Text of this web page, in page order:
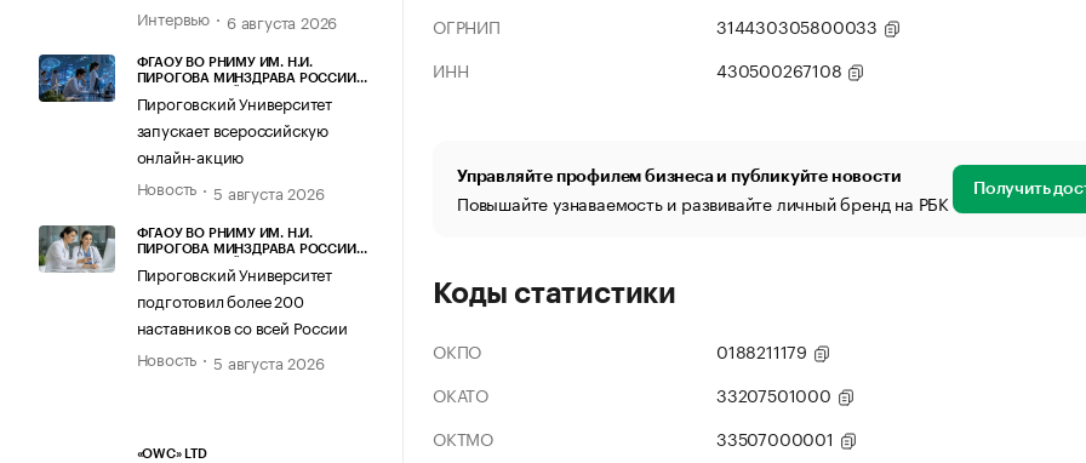
Интервью
6 августа 2026
ФГАОУ ВО РНИМУ ИМ. Н.И.
ПИРОГОВА МИНЗДРАВА РОССИИ
Пироговский Университет
запускает всероссийскую
онлайн-акцию
Новость
5 августа 2026
ФГАОУ ВО РНИМУ ИМ. Н.И.
ПИРОГОВА МИНЗДРАВА РОССИИ
Пироговский Университет
подготовил более 200
наставников со всей России
Новость
5 августа 2026
«OWC» LTD
ОГРНИП
314430305800033
ИНН
430500267108
Управляйте профилем бизнеса и публикуйте новости
Повышайте узнаваемость и развивайте личный бренд на РБК Получить
Коды статистики
ОКПО
0188211179
ОКАТО
33207501000
ОКТМО
33507000001